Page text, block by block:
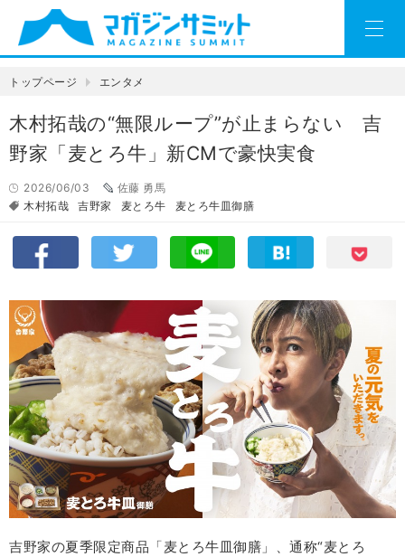
トップページ エンタメ
木村拓哉の“無限ループ”が止まらない 吉
野家「麦とろ牛」新CMで豪快実食
2026/06/03
佐藤 勇馬
木村拓哉
吉野家 麦とろ牛 麦とろ牛皿御膳
吉野家の夏季限定商品「麦とろ牛皿御膳」、通称“麦とろ